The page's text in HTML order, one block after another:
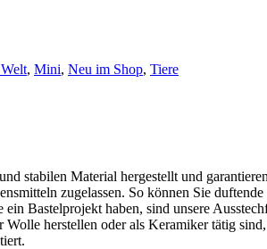
, Mini, Neu im Shop, Tiere
stabilen Material hergestellt und
zugelassen. So können Sie
Bastelprojekt haben, sind unsere
herstellen oder als Keramiker tätig